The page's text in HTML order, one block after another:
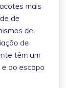
mais
de
de
de
têm um
ao escopo